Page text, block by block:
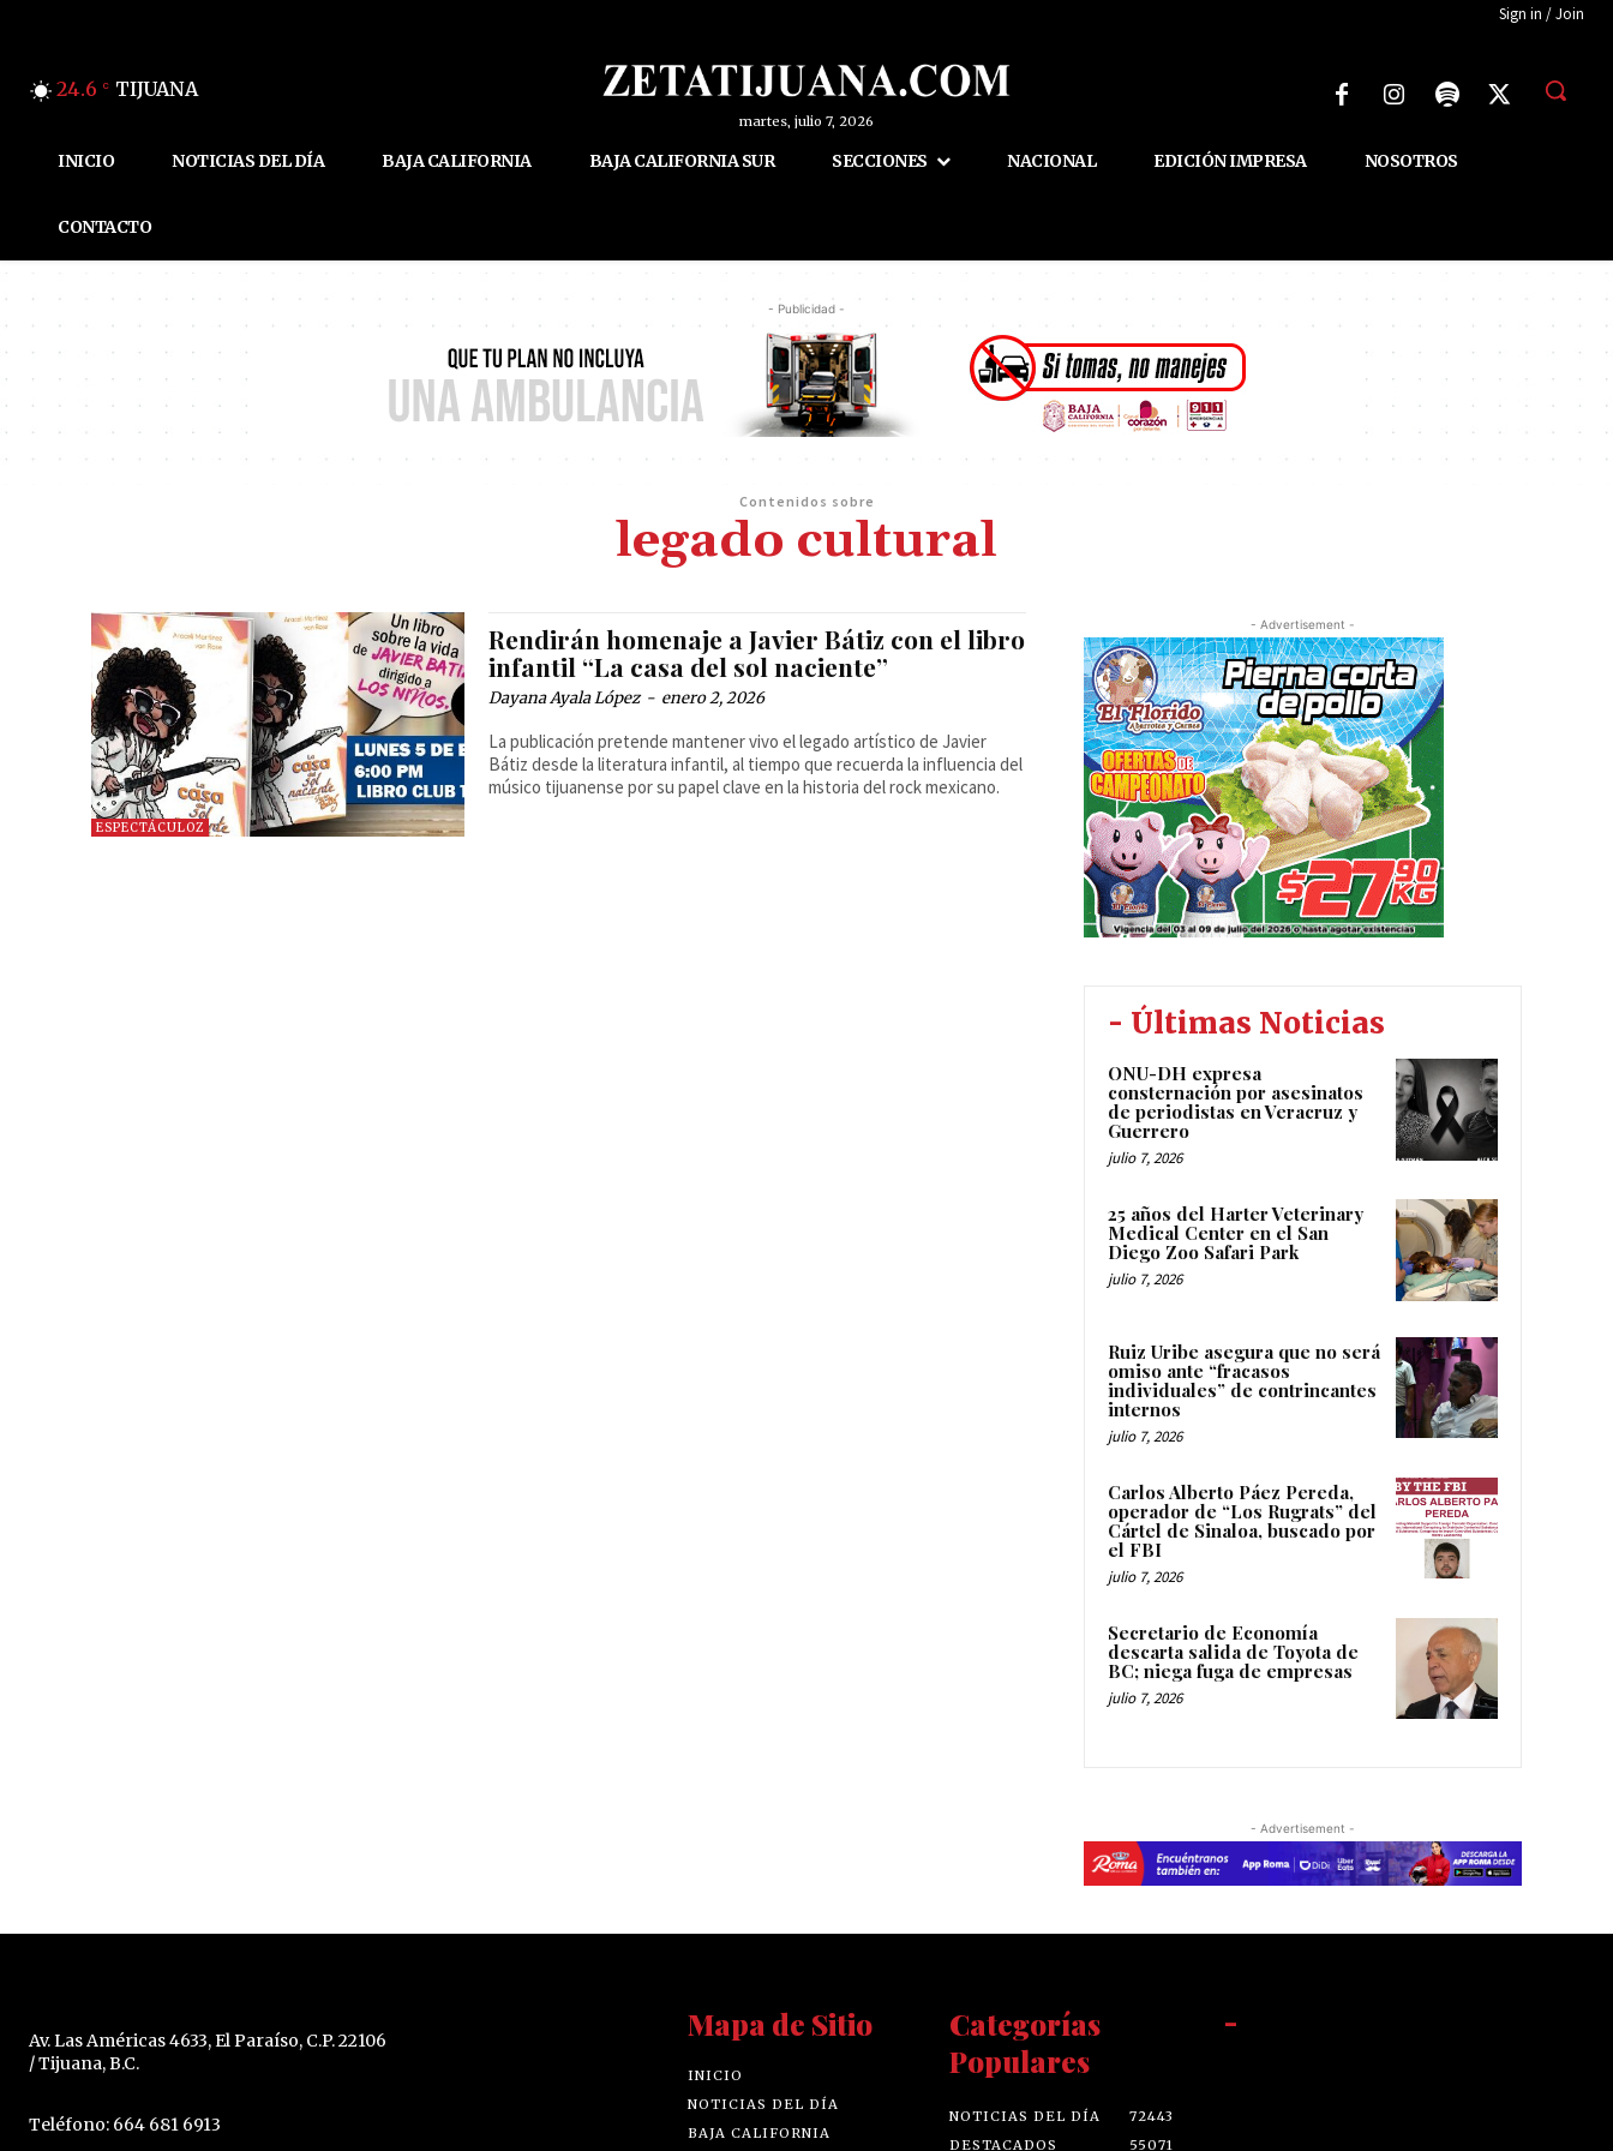
Sign in / Join
24.6 C TIJUANA
martes, julio 7, 2026
INICIO NOTICIAS DEL DÍA BAJA CALIFORNIA BAJA CALIFORNIA SUR SECCIONES NACIONAL EDICIÓN IMPRESA NOSOTROS
CONTACTO
- Publicidad -
Contenidos sobre
legado cultural
ESPECTÁCULOZ
Rendirán homenaje a Javier Bátiz con el libro
infantil “La casa del sol naciente”
Dayana Ayala López - enero 2, 2026
La publicación pretende mantener vivo el legado artístico de Javier
Bátiz desde la literatura infantil, al tiempo que recuerda la influencia del
músico tijuanense por su papel clave en la historia del rock mexicano.
- Advertisement -
- Últimas Noticias
ONU-DH expresa
consternación por asesinatos
de periodistas en Veracruz y
Guerrero
julio 7, 2026
25 años del Harter Veterinary
Medical Center en el San
Diego Zoo Safari Park
julio 7, 2026
Ruiz Uribe asegura que no será
omiso ante “fracasos
individuales” de contrincantes
internos
julio 7, 2026
Carlos Alberto Páez Pereda,
operador de “Los Rugrats” del
Cártel de Sinaloa, buscado por
el FBI
julio 7, 2026
Secretario de Economía
descarta salida de Toyota de
BC; niega fuga de empresas
julio 7, 2026
- Advertisement -
Av. Las Américas 4633, El Paraíso, C.P. 22106
/ Tijuana, B.C.
Teléfono: 664 681 6913
Mapa de Sitio
INICIO
NOTICIAS DEL DÍA
BAJA CALIFORNIA
Categorías
Populares
NOTICIAS DEL DÍA
72443
DESTACADOS
55071
-